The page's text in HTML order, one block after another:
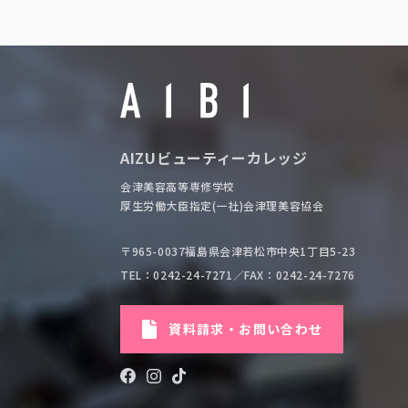
AIZUビューティーカレッジ
会津美容高等専修学校
厚生労働大臣指定(一社)会津理美容協会
〒965-0037福島県会津若松市中央1丁目5-23
TEL：0242-24-7271 ／FAX：0242-24-7276
資料請求・お問い合わせ